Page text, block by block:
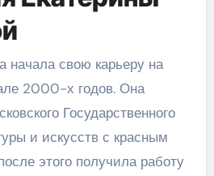
начала свою карьеру на
2000-х годов. Она
Государственного
и искусств с красным
этого получила работу